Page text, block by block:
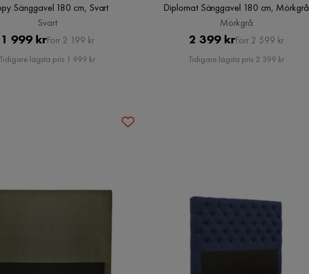
Sänggavel 180 cm, Svart
Svart
Pris
1 999 krOriginal
Pris
Förr 2 199 kr
Tidigare lägsta pris 1 999 kr
Diplomat Sänggavel 180 cm, Mörkgrå
Mörkgrå
Pris
2 399 krOriginal
Pris
Förr 2 599 kr
Tidigare lägsta pris 2 399 kr